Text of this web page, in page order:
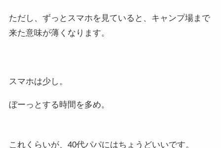
ただし、ずっとスマホを見ていると、キャンプ場まで
来た意味が薄くなります。
スマホは少し。
ぼーっとする時間を多め。
これくらいが、40代パパにはちょうどいいです。